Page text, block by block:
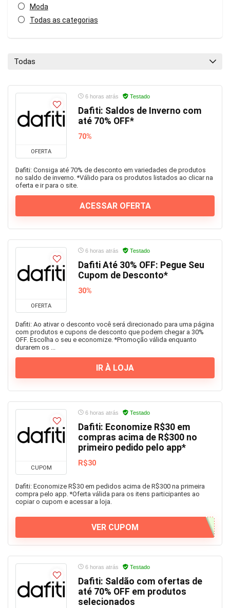
Moda
Todas as categorias
Todas
OFERTA
6 horas atrás Testado
Dafiti: Saldos de Inverno com
até 70% OFF*
70%
Dafiti: Consiga até 70% de desconto em variedades de produtos
no saldo de inverno. *Válido para os produtos listados ao clicar na
oferta e ir para o site.
ACESSAR OFERTA
OFERTA
6 horas atrás Testado
Dafiti Até 30% OFF: Pegue Seu
Cupom de Desconto*
30%
Dafiti: Ao ativar o desconto você será direcionado para uma página
com produtos e cupons de desconto que podem chegar a 30%
OFF. Escolha o seu e economize. *Promoção válida enquanto
durarem os ...
IR À LOJA
CUPOM
6 horas atrás Testado
Dafiti: Economize R$30 em
compras acima de R$300 no
primeiro pedido pelo app*
R$30
Dafiti: Economize R$30 em pedidos acima de R$300 na primeira
compra pelo app. *Oferta válida para os itens participantes ao
copiar o cupom e acessar a loja.
VER CUPOM
6 horas atrás Testado
Dafiti: Saldão com ofertas de
até 70% OFF em produtos
selecionados